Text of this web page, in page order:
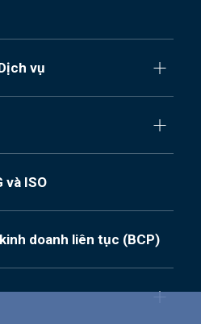
vụ
và ISO
doanh liên tục (BCP)